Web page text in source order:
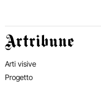
Artribune
Arti visive
Progetto